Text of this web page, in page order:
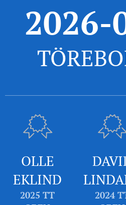
2026-
OLLE
EKLIND
2025 TT
2024